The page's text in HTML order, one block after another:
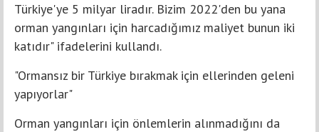
Türkiye'ye 5 milyar liradır. Bizim 2022'den bu yana
orman yangınları için harcadığımız maliyet bunun iki
katıdır" ifadelerini kullandı.
"Ormansız bir Türkiye bırakmak için ellerinden geleni
yapıyorlar"
Orman yangınları için önlemlerin alınmadığını da